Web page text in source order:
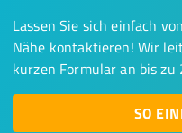
Lassen Sie sich einfach
Nähe kontaktieren! Wir
kurzen Formular an bis
SO